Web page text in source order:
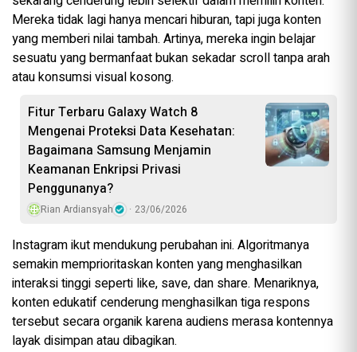
Mereka tidak lagi hanya mencari hiburan, tapi juga konten
yang memberi nilai tambah. Artinya, mereka ingin belajar
sesuatu yang bermanfaat bukan sekadar scroll tanpa arah
atau konsumsi visual kosong.
Fitur Terbaru Galaxy Watch 8
Mengenai Proteksi Data Kesehatan:
Bagaimana Samsung Menjamin
Keamanan Enkripsi Privasi
Penggunanya?
Rian Ardiansyah 23/06/2026
Instagram ikut mendukung perubahan ini. Algoritmanya
semakin memprioritaskan konten yang menghasilkan
interaksi tinggi seperti like, save, dan share. Menariknya,
konten edukatif cenderung menghasilkan tiga respons
tersebut secara organik karena audiens merasa kontennya
layak disimpan atau dibagikan.